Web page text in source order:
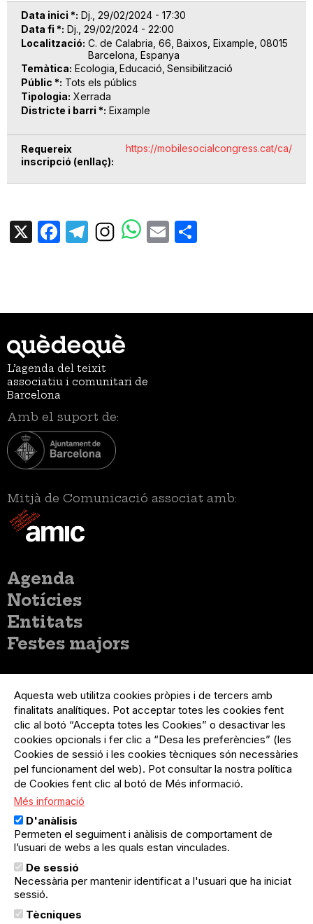
Data inici * Dj., 29/02/2024 - 17:30
Data fi * Dj., 29/02/2024 - 22:00
Localització C. de Calabria, 66, Baixos, Eixample, 08015
Barcelona, Espanya
Temàtica Ecologia Educació Sensibilització
Públic * Tots els públics
Tipologia Xerrada
Districte i barri * Eixample
Requereix
inscripció (enllaç)
https://mobilesocialcongress.cat/ca/
X Facebook
TelegramEmail
L’agenda del teixit
associatiu i comunitari de
Barcelona
Amb el suport de:
Mitjà de Comunicació associat amb:
Menú
principal
Agenda
Notícies
Entitats
Festes majors
del
compte
d'usuari
Menú
usuari
no
loggat
Registre organització
Menú
Peu
Sobre el projecte
Preguntes freqüents
Contacte
Menú
Legal
Política de privacitat
Avís legal
Política de cookies
El Quèdequè no es fa responsable de les activitats
programades; en són responsables els col·lectius
organitzadors.
Aquesta web utilitza cookies pròpies i de tercers amb
finalitats analítiques. Pot acceptar totes les cookies fent
clic al botó “Accepta totes les Cookies” o desactivar les
cookies opcionals i fer clic a “Desa les preferències” (les
Cookies de sessió i les cookies tècniques són necessàries
pel funcionament del web). Pot consultar la nostra política
de Cookies fent clic al botó de Més informació.
Més informació
D'anàlisis
Permeten el seguiment i anàlisis de comportament de
l’usuari de webs a les quals estan vinculades.
De sessió
Necessària per mantenir identificat a l'usuari que ha iniciat
sessió.
Tècniques